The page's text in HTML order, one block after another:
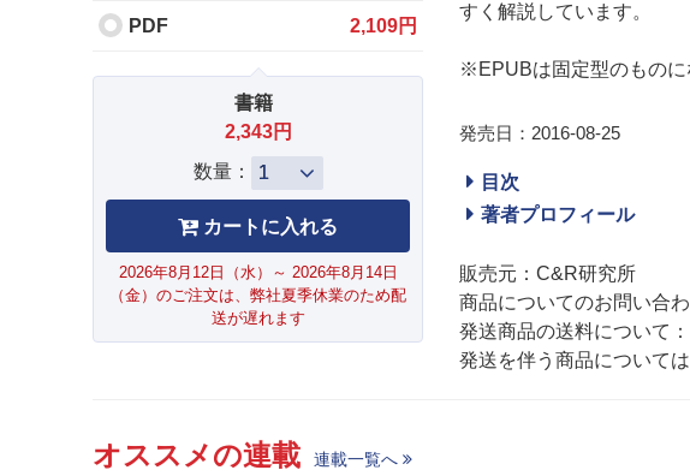
PDF 2,109円
書籍
2,343円
数量：
2026年8月12日（水）～ 2026年8月14日
（金）のご注文は、弊社夏季休業のため配
送が遅れます
すく解説しています。
※EPUBは固定型のものに
発売日：2016-08-25
目次
著者プロフィール
販売元：C&R研究所
商品についてのお問い合わ
発送商品の送料について：
発送を伴う商品について
オススメの連載 連載一覧へ